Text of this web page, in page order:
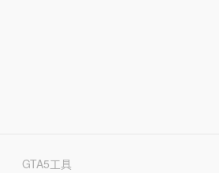
GTA5工具